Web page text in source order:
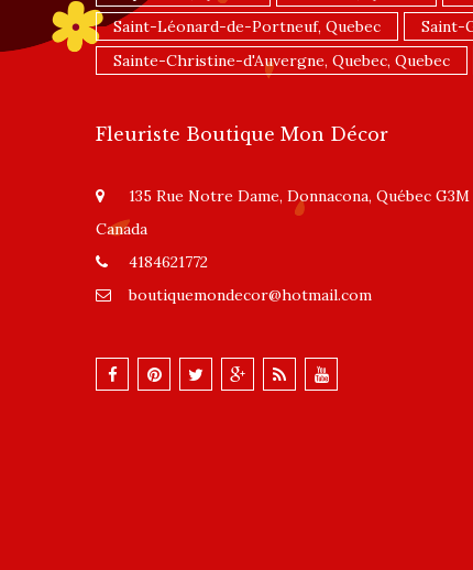
Saint-Léonard-de-Portneuf, Quebec
Saint-
Sainte-Christine-d'Auvergne, Quebec, Quebec
Fleuriste Boutique Mon Décor
135 Rue Notre Dame, Donnacona, Québec G3M
Canada
4184621772
boutiquemondecor@hotmail.com